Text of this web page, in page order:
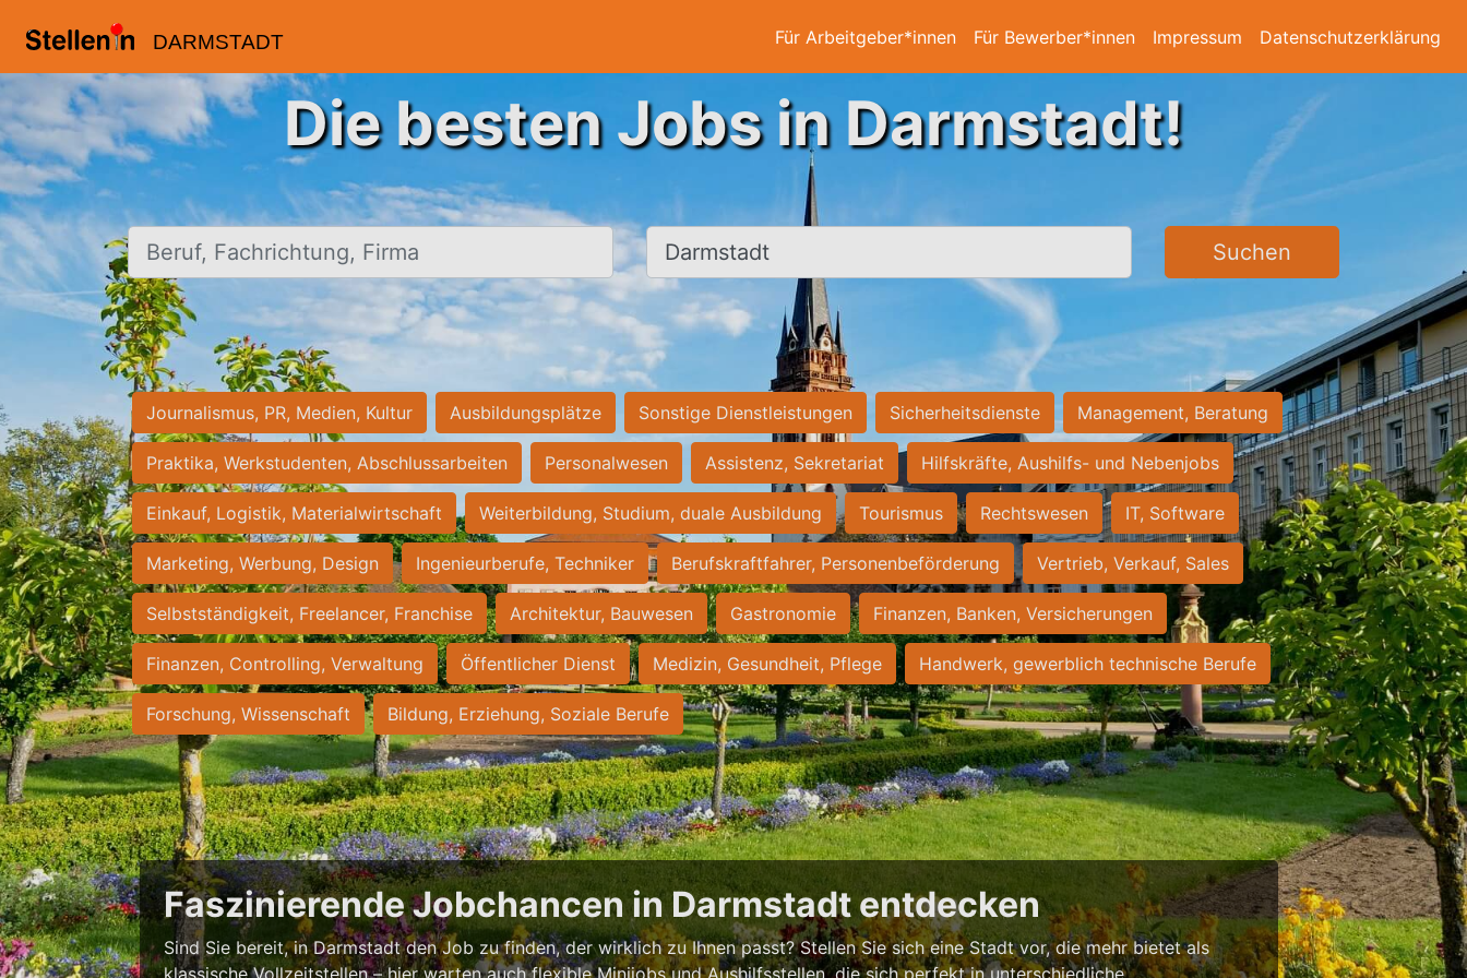
DARMSTADT Für Arbeitgeber*innen Für Bewerber*innen Impressum Datenschutzerklärung
Die besten Jobs in Darmstadt!
Beruf, Fachrichtung, Firma Ort, Stadt Suchen
Journalismus, PR, Medien, Kultur Ausbildungsplätze Sonstige Dienstleistungen Sicherheitsdienste Management, Beratung
Praktika, Werkstudenten, Abschlussarbeiten Personalwesen Assistenz, Sekretariat Hilfskräfte, Aushilfs- und Nebenjobs
Einkauf, Logistik, Materialwirtschaft Weiterbildung, Studium, duale Ausbildung Tourismus Rechtswesen IT, Software
Marketing, Werbung, Design Ingenieurberufe, Techniker Berufskraftfahrer, Personenbeförderung Vertrieb, Verkauf, Sales
Selbstständigkeit, Freelancer, Franchise Architektur, Bauwesen Gastronomie Finanzen, Banken, Versicherungen
Finanzen, Controlling, Verwaltung Öffentlicher Dienst Medizin, Gesundheit, Pflege Handwerk, gewerblich technische Berufe
Forschung, Wissenschaft Bildung, Erziehung, Soziale Berufe
Faszinierende Jobchancen in Darmstadt entdecken
Sind Sie bereit, in Darmstadt den Job zu finden, der wirklich zu Ihnen passt? Stellen Sie sich eine Stadt vor, die mehr bietet als